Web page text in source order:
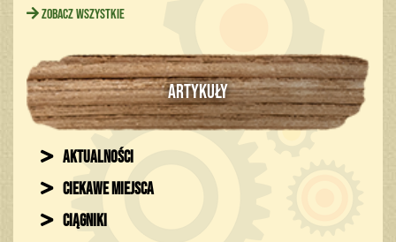
Zobacz wszystkie
ARTYKUŁY
Aktualności
Ciekawe miejsca
Ciągniki